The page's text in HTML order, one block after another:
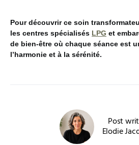
Pour découvrir ce soin
les centres spécialisés LPG et
de bien-être où chaque séance est
l’harmonie et à la sérénité.
Post
Elodie